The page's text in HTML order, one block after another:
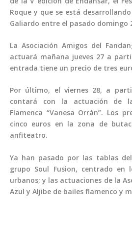
Roque y que se está
Galiardo entre el pasado domingo
La Asociación Amigos del
actuará mañana jueves 27 a
entrada tiene un precio de tres
Por último, el viernes 28, a
contará con la actuación de
Flamenca “Vanesa Orrán”. Los
cinco euros en la zona de
anfiteatro.
Ya han pasado por las tablas
grupo Soul Fusion, centrado en
urbanos; y las actuaciones de la
Azul y Aljibe de bailes flamenco y